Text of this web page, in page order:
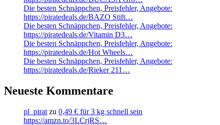
Die besten Schnäppchen, Preisfehler, Angebote:
https://piratedeals.de/BAZO Stift…
Die besten Schnäppchen, Preisfehler, Angebote:
https://piratedeals.de/Vitamin D3…
Die besten Schnäppchen, Preisfehler, Angebote:
https://piratedeals.de/Hot Wheels…
Die besten Schnäppchen, Preisfehler, Angebote:
https://piratedeals.de/Rieker 211…
Neueste Kommentare
pl_pirat zu 0,49 € für 3 kg schnell sein
https://amzn.to/3LCrjRS…